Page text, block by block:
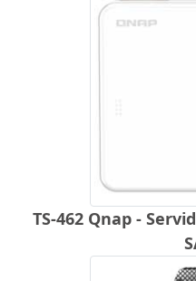
TS-462 Qnap -